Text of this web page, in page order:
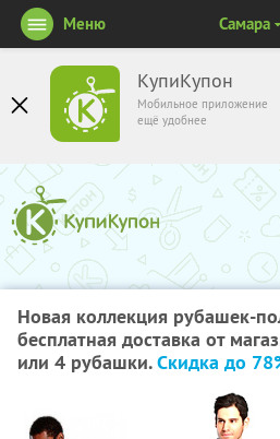
КупиКупон
Мобильное приложение
ещё удобнее
Меню Самара
Новая коллекция рубашек-
бесплатная доставка от
или 4 рубашки.Скидка до